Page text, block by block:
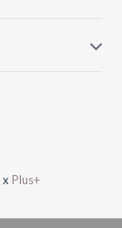
x Plus+